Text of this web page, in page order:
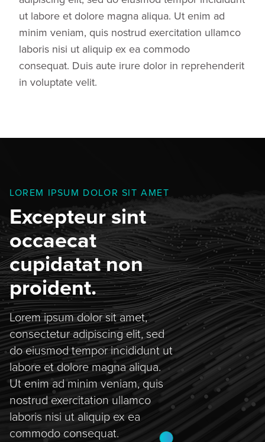
ut labore et dolore magna aliqua. Ut enim ad
minim veniam, quis nostrud exercitation ullamco
laboris nisi ut aliquip ex ea commodo
consequat. Duis aute irure dolor in reprehenderit
in voluptate velit.
LOREM IPSUM DOLOR SIT AMET
Excepteur sint
occaecat
cupidatat non
proident.
Lorem ipsum dolor sit amet,
consectetur adipiscing elit, sed
do eiusmod tempor incididunt ut
labore et dolore magna aliqua.
Ut enim ad minim veniam, quis
nostrud exercitation ullamco
laboris nisi ut aliquip ex ea
commodo consequat.